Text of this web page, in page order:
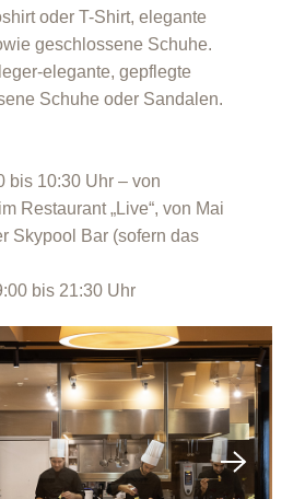
oder T-Shirt, elegante
geschlossene Schuhe.
elegante, gepflegte
Schuhe oder Sandalen.
bis 10:30 Uhr – von
Restaurant „Live“, von Mai
Skypool Bar (sofern das
bis 21:30 Uhr